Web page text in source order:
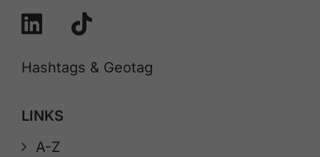
Hashtags & Geotag
LINKS
A-Z